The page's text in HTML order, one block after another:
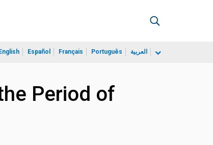
English Español Français Português العربية
Period of